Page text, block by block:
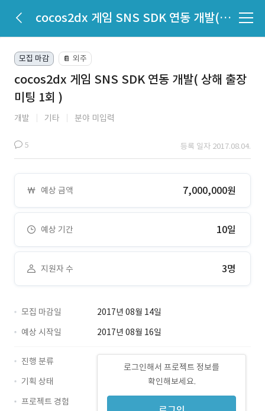
cocos2dx 게임 SNS SDK 연동 개발( 상해 출장 미팅 1회 )
모집 마감 📔 외주
cocos2dx 게임 SNS SDK 연동 개발( 상해 출장
미팅 1회 )
개발 기타 분야 미입력
5 등록 일자 2017.08.04.
예상 금액 7,000,000원
예상 기간 10일
지원자 수 3명
모집 마감일
2017년 08월 14일
예상 시작일
2017년 08월 16일
로그인해서 프로젝트 정보를
확인해보세요.
진행 분류
기획 상태
프로젝트 경험